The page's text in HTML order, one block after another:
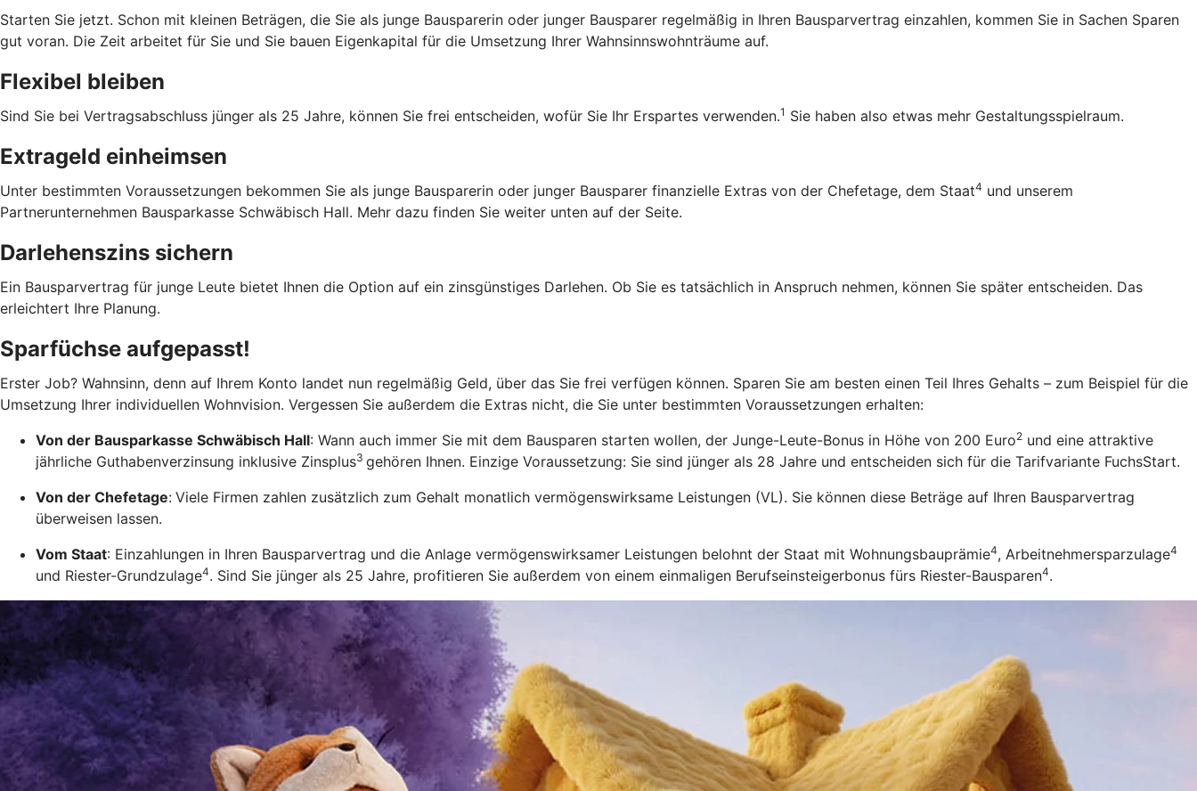
Starten Sie jetzt. Schon mit kleinen Beträgen, die Sie als junge Bausparerin oder junger Bausparer regelmäßig in Ihren Bausparvertrag einzahlen, kommen Sie in Sachen Sparen
gut voran. Die Zeit arbeitet für Sie und Sie bauen Eigenkapital für die Umsetzung Ihrer Wahnsinnswohnträume auf.
Flexibel bleiben
Sind Sie bei Vertragsabschluss jünger als 25 Jahre, können Sie frei entscheiden, wofür Sie Ihr Erspartes verwenden.1 Sie haben also etwas mehr Gestaltungsspielraum.
Extrageld einheimsen
Unter bestimmten Voraussetzungen bekommen Sie als junge Bausparerin oder junger Bausparer finanzielle Extras von der Chefetage, dem Staat4 und unserem
Partnerunternehmen Bausparkasse Schwäbisch Hall. Mehr dazu finden Sie weiter unten auf der Seite.
Darlehenszins sichern
Ein Bausparvertrag für junge Leute bietet Ihnen die Option auf ein zinsgünstiges Darlehen. Ob Sie es tatsächlich in Anspruch nehmen, können Sie später entscheiden. Das
erleichtert Ihre Planung.
Sparfüchse aufgepasst!
Erster Job? Wahnsinn, denn auf Ihrem Konto landet nun regelmäßig Geld, über das Sie frei verfügen können. Sparen Sie am besten einen Teil Ihres Gehalts – zum Beispiel für die
Umsetzung Ihrer individuellen Wohnvision. Vergessen Sie außerdem die Extras nicht, die Sie unter bestimmten Voraussetzungen erhalten:
Von der Bausparkasse Schwäbisch Hall: Wann auch immer Sie mit dem Bausparen starten wollen, der Junge-Leute-Bonus in Höhe von 200 Euro2 und eine attraktive
jährliche Guthabenverzinsung inklusive Zinsplus3 gehören Ihnen. Einzige Voraussetzung: Sie sind jünger als 28 Jahre und entscheiden sich für die Tarifvariante FuchsStart.
Von der Chefetage: Viele Firmen zahlen zusätzlich zum Gehalt monatlich vermögenswirksame Leistungen (VL). Sie können diese Beträge auf Ihren Bausparvertrag
überweisen lassen.
Vom Staat: Einzahlungen in Ihren Bausparvertrag und die Anlage vermögenswirksamer Leistungen belohnt der Staat mit Wohnungsbauprämie4, Arbeitnehmersparzulage4
und Riester-Grundzulage4. Sind Sie jünger als 25 Jahre, profitieren Sie außerdem von einem einmaligen Berufseinsteigerbonus fürs Riester-Bausparen4.